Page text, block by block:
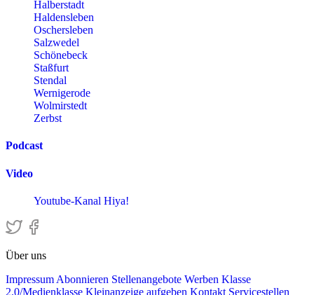
Halberstadt
Haldensleben
Oschersleben
Salzwedel
Schönebeck
Staßfurt
Stendal
Wernigerode
Wolmirstedt
Zerbst
Podcast
Video
Youtube-Kanal Hiya!
Über uns
Impressum Abonnieren Stellenangebote Werben Klasse
2.0/Medienklasse Kleinanzeige aufgeben Kontakt Servicestellen